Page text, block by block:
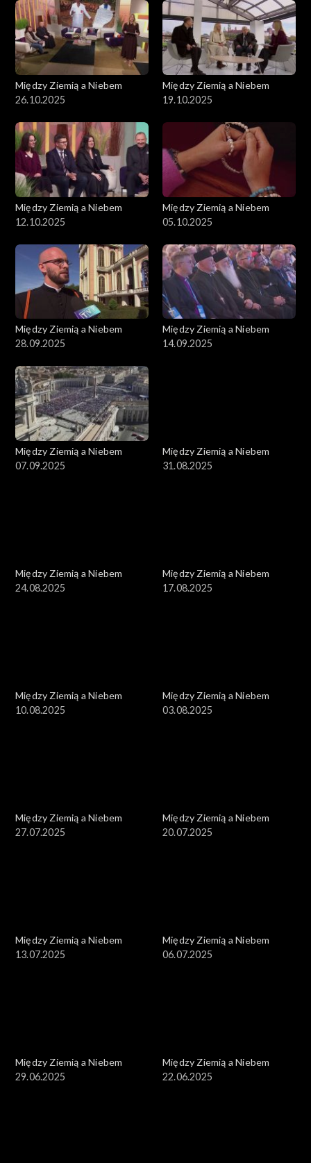
Między Ziemią a Niebem
26.10.2025
Między Ziemią a Niebem
19.10.2025
Między Ziemią a Niebem
12.10.2025
Między Ziemią a Niebem
05.10.2025
Między Ziemią a Niebem
28.09.2025
Między Ziemią a Niebem
14.09.2025
Między Ziemią a Niebem
07.09.2025
Między Ziemią a Niebem
31.08.2025
Między Ziemią a Niebem
24.08.2025
Między Ziemią a Niebem
17.08.2025
Między Ziemią a Niebem
10.08.2025
Między Ziemią a Niebem
03.08.2025
Między Ziemią a Niebem
27.07.2025
Między Ziemią a Niebem
20.07.2025
Między Ziemią a Niebem
13.07.2025
Między Ziemią a Niebem
06.07.2025
Między Ziemią a Niebem
29.06.2025
Między Ziemią a Niebem
22.06.2025